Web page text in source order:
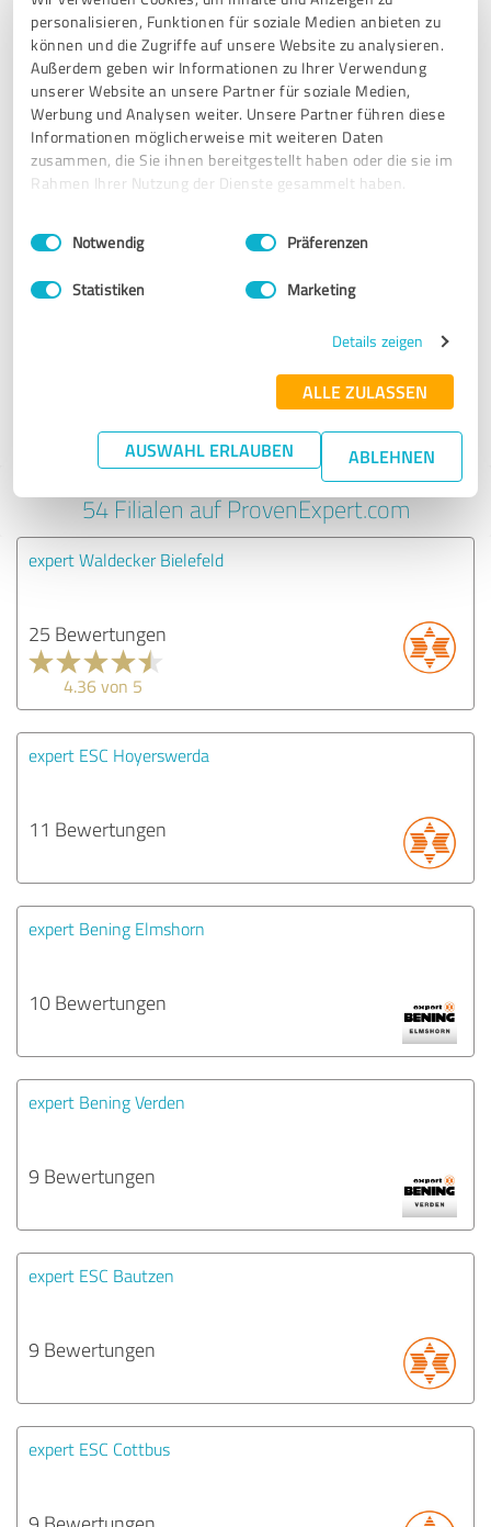
personalisieren, Funktionen für soziale Medien anbieten zu
können und die Zugriffe auf unsere Website zu analysieren.
Außerdem geben wir Informationen zu Ihrer Verwendung
unserer Website an unsere Partner für soziale Medien,
Werbung und Analysen weiter. Unsere Partner führen diese
Informationen möglicherweise mit weiteren Daten
zusammen, die Sie ihnen bereitgestellt haben oder die sie im
Rahmen Ihrer Nutzung der Dienste gesammelt haben.
Impressum Datenschutzbestimmungen
Einwilligungsauswahl
Notwendig Präferenzen
Statistiken Marketing
Details zeigen
ALLE ZULASSEN
AUSWAHL ERLAUBEN ABLEHNEN
1 Bewertung
expert Schweinfurt
6
54 Filialen auf ProvenExpert.com
expert Waldecker Bielefeld
25 Bewertungen
4.36 von 5
expert ESC Hoyerswerda
11 Bewertungen
expert Bening Elmshorn
10 Bewertungen
expert Bening Verden
9 Bewertungen
expert ESC Bautzen
9 Bewertungen
expert ESC Cottbus